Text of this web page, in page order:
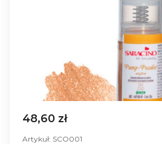
48,60 zł
Artykuł: SCO001